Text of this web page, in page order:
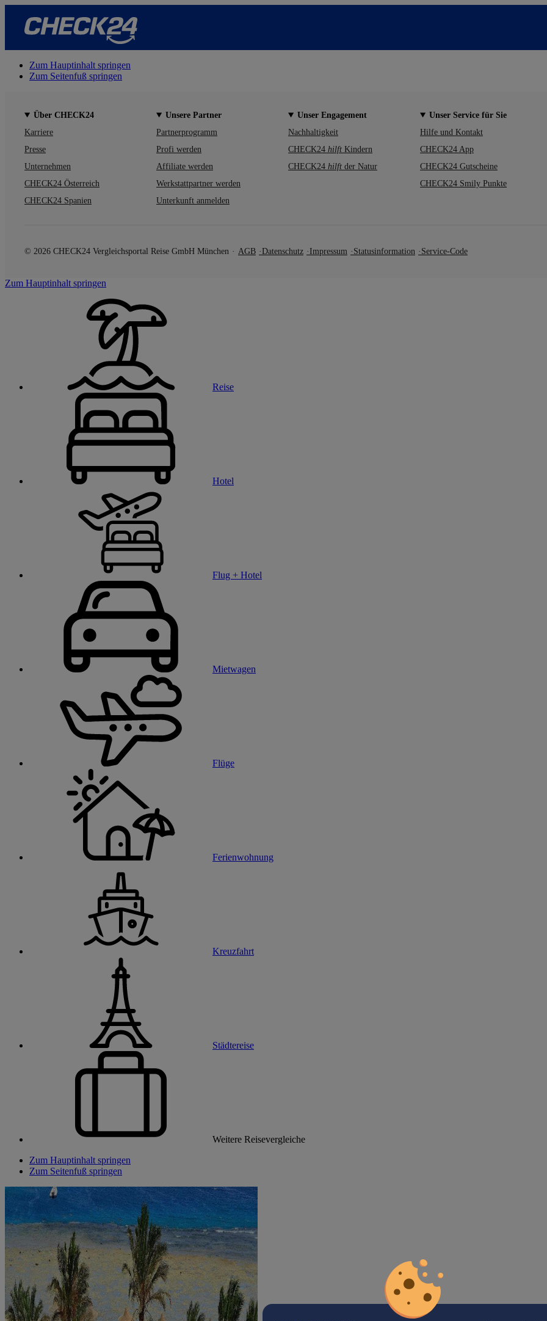
Zum Hauptinhalt springen
Zum Seitenfuß springen
Über CHECK24
Karriere
Presse
Unternehmen
CHECK24 Österreich
CHECK24 Spanien
Unsere Partner
Partnerprogramm
Profi werden
Affiliate werden
Werkstattpartner werden
Unterkunft anmelden
Unser Engagement
Nachhaltigkeit
CHECK24 hilft Kindern
CHECK24 hilft der Natur
Unser Service für Sie
Hilfe und Kontakt
CHECK24 App
CHECK24 Gutscheine
CHECK24 Smily Punkte
© 2026 CHECK24 Vergleichsportal Reise GmbH München AGB Datenschutz Impressum Statusinformation Service-Code
Zum Hauptinhalt springen
Reise
Hotel
Flug + Hotel
Mietwagen
Flüge
Ferienwohnung
Kreuzfahrt
Städtereise
Weitere Reisevergleiche
Zum Hauptinhalt springen
Zum Seitenfuß springen